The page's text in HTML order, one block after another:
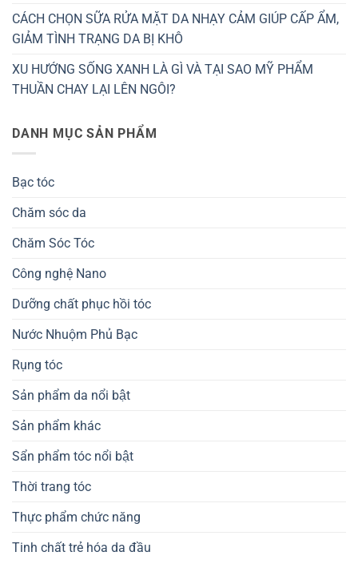
CÁCH CHỌN SỮA RỬA MẶT DA NHẠY CẢM GIÚP CẤP ẨM,
GIẢM TÌNH TRẠNG DA BỊ KHÔ
XU HƯỚNG SỐNG XANH LÀ GÌ VÀ TẠI SAO MỸ PHẨM
THUẦN CHAY LẠI LÊN NGÔI?
DANH MỤC SẢN PHẨM
Bạc tóc
Chăm sóc da
Chăm Sóc Tóc
Công nghệ Nano
Dưỡng chất phục hồi tóc
Nước Nhuộm Phủ Bạc
Rụng tóc
Sản phẩm da nổi bật
Sản phẩm khác
Sẩn phẩm tóc nổi bật
Thời trang tóc
Thực phẩm chức năng
Tinh chất trẻ hóa da đầu